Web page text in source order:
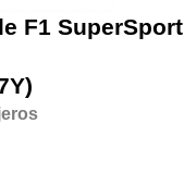
F1 SuperSport